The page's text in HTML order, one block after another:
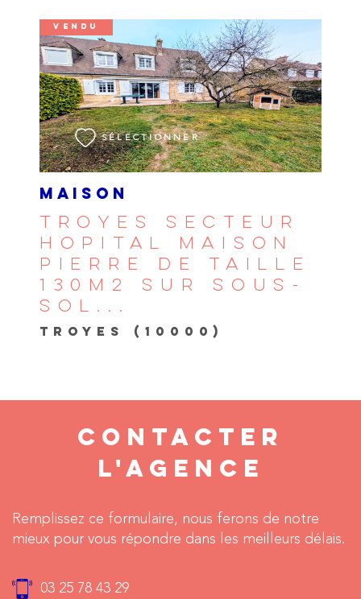
MAISON
TROYES SECTEUR
HOPITAL MAISON
PIERRE DE TAILLE
130M2 SUR SOUS-
SOL...
TROYES (10000)
VENDU
SÉLECTIONNER
VOIR LE BIEN
CONTACTER
L'AGENCE
Remplissez ce formulaire, nous ferons de notre
mieux pour vous répondre dans les meilleurs délais.
03 25 78 43 29